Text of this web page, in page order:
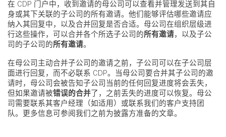
在 CDP 门户中，收到邀请的母公司可以查看并管理发送到其自
身或其下关联的子公司的所有邀请。他们能够评估哪些邀请应
纳入其回复中，以及合并回复是否合适。母公司在组织层级进
行这些操作，可以合并各个所选子公司的所有邀请，以及子公
司的子公司的所有邀请。
在母公司主动合并子公司的邀请之前，子公司可以在子公司层
面进行回复，而不必联系 CDP。当母公司要合并其子公司的邀
请时，母公司会被告知子公司当前的任何回复进度将会丢失，
但如果邀请被错误的合并了，之前丢失的进度可以恢复。母公
司需要联系其客户经理（如适用）或联系我们的客户支持团
队。更多信息可参阅我们之前为披露方准备的文章。